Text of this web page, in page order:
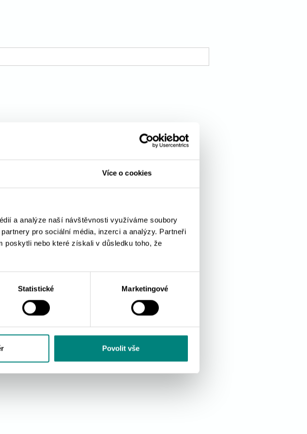
Více o cookies
a analýze naší návštěvnosti využíváme soubory
pro sociální média, inzerci a analýzy. Partneři
poskytli nebo které získali v důsledku toho, že
Statistické Marketingové
Povolit vše